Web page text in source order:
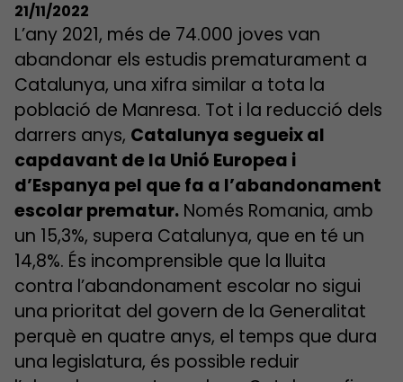
21/11/2022
L’any 2021, més de 74.000 joves van
abandonar els estudis prematurament a
Catalunya, una xifra similar a tota la
població de Manresa. Tot i la reducció dels
darrers anys, Catalunya segueix al
capdavant de la Unió Europea i
d’Espanya pel que fa a l’abandonament
escolar prematur. Només Romania, amb
un 15,3%, supera Catalunya, que en té un
14,8%. És incomprensible que la lluita
contra l’abandonament escolar no sigui
una prioritat del govern de la Generalitat
perquè en quatre anys, el temps que dura
una legislatura, és possible reduir